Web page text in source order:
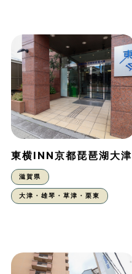
東横INN京都琵琶湖大津
滋賀県
大津・雄琴・草津・栗東